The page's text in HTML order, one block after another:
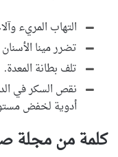
التهاب المريء
تضرر مينا
تلف بطانة المعدة.
نقص السكر في
أدوية لخفض
كلمة من مجلة